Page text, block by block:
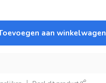
aan winkelwagen